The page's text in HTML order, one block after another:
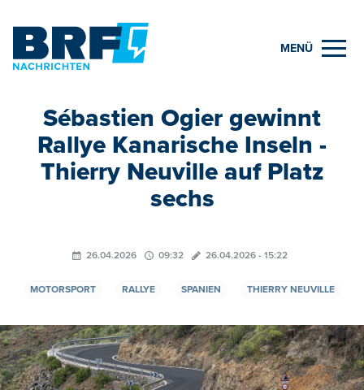
MENÜ
Sébastien Ogier gewinnt
Rallye Kanarische Inseln -
Thierry Neuville auf Platz
sechs
26.04.2026 09:32 26.04.2026 - 15:22
MOTORSPORT RALLYE SPANIEN THIERRY NEUVILLE